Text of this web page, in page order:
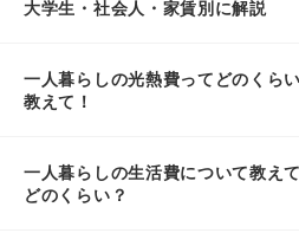
大学生・社会人・家賃別に解説
一人暮らしの光熱費ってどのくら
教えて！
一人暮らしの生活費について教え
どのくらい？